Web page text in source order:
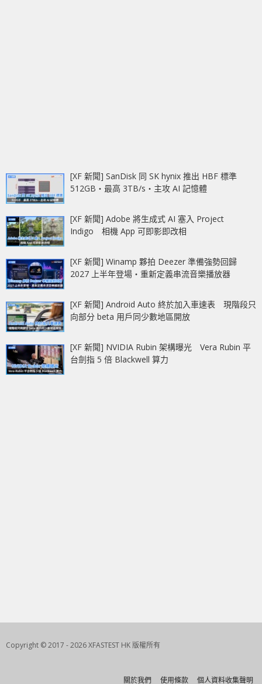
[XF 新聞] SanDisk 同 SK hynix 推出 HBF 標準
512GB‧最高 3TB/s‧主攻 AI 記憶體
[XF 新聞] Adobe 將生成式 AI 塞入 Project
Indigo 相機 App 可即影即改相
[XF 新聞] Winamp 夥拍 Deezer 準備強勢回歸
2027 上半年登場‧重新定義串流音樂播放器
[XF 新聞] Android Auto 終於加入車速表 現階段只
向部分 beta 用戶同少數地區開放
[XF 新聞] NVIDIA Rubin 架構曝光 Vera Rubin 平
台劍指 5 倍 Blackwell 算力
Copyright © 2017 - 2026 XFASTEST HK 版權所有
關於我們 使用條款 個人資料收集聲明